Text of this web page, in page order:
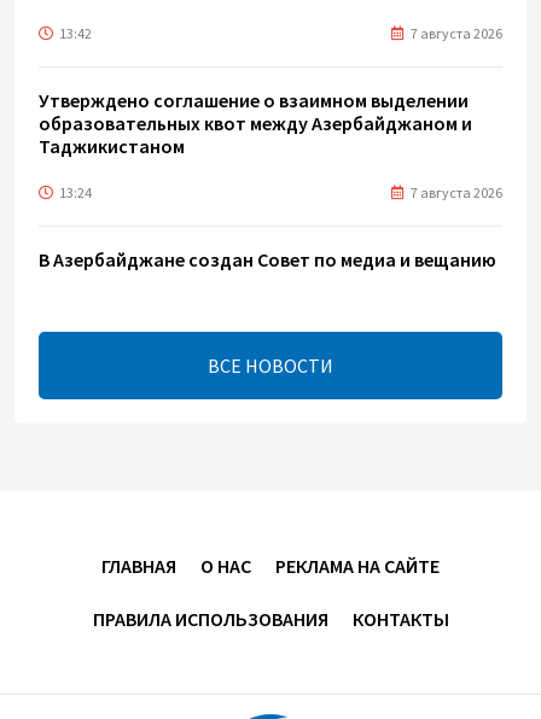
13:42 7 августа 2026
Утверждено соглашение о взаимном выделении
образовательных квот между Азербайджаном и
Таджикистаном
13:24 7 августа 2026
В Азербайджане создан Совет по медиа и вещанию
13:16 7 августа 2026
ЕАЭС расширяет финансовый рынок и вводит
программу "зеленой трансформации"
экономики и наращивает взаимную торговлю –
ВСЕ НОВОСТИ
ГЛАВНАЯ О НАС РЕКЛАМА НА САЙТЕ
ПРАВИЛА ИСПОЛЬЗОВАНИЯ КОНТАКТЫ